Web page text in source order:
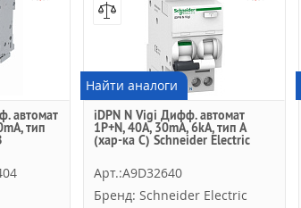
автомат
тип
Найти аналоги
iDPN N Vigi Дифф. автомат
1P+N, 40A, 30mA, 6kA, тип A
(хар-ка C) Schneider Electric
Арт.:A9D32640
Бренд: Schneider Electric